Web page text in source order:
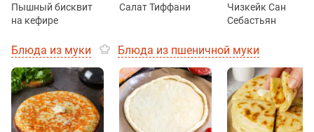
Пышный бисквит
на кефире
Салат Тиффани
Чизкейк Сан
Себастьян
Блюда из муки Блюда из пшеничной муки